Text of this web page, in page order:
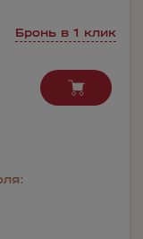
Бронь в 1 клик